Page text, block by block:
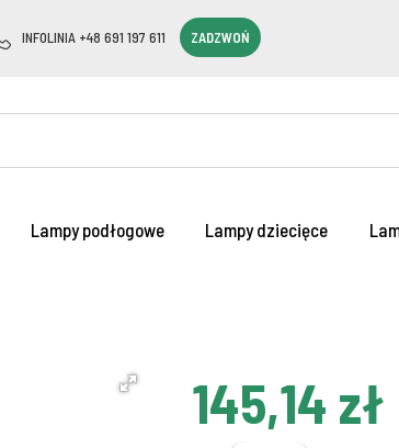
INFOLINIA +48 691 197 611 ZADZWOŃ
Lampy podłogowe Lampy dziecięce
145,14 zł